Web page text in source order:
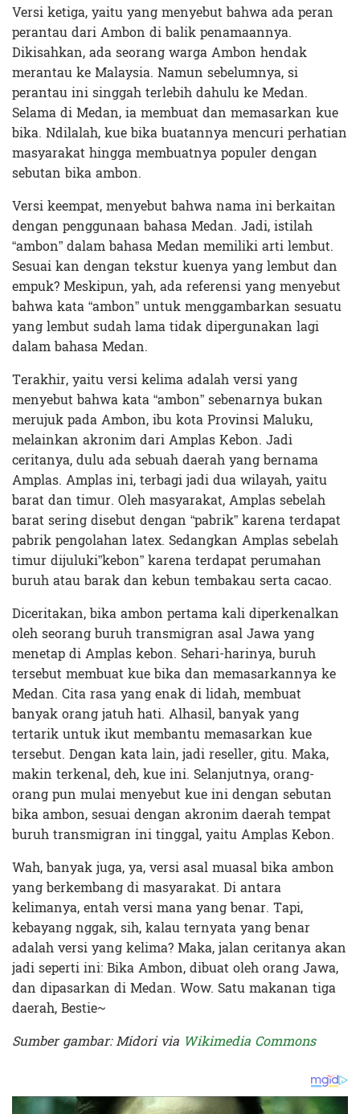
Versi ketiga, yaitu yang menyebut bahwa ada peran
perantau dari Ambon di balik penamaannya.
Dikisahkan, ada seorang warga Ambon hendak
merantau ke Malaysia. Namun sebelumnya, si
perantau ini singgah terlebih dahulu ke Medan.
Selama di Medan, ia membuat dan memasarkan kue
bika. Ndilalah, kue bika buatannya mencuri perhatian
masyarakat hingga membuatnya populer dengan
sebutan bika ambon.
Versi keempat,menyebut bahwa nama ini berkaitan
dengan penggunaan bahasa Medan. Jadi, istilah
“ambon” dalam bahasa Medan memiliki arti lembut.
Sesuai kan dengan tekstur kuenya yang lembut dan
empuk? Meskipun, yah, ada referensi yang menyebut
bahwa kata “ambon” untuk menggambarkan sesuatu
yang lembut sudah lama tidak dipergunakan lagi
dalam bahasa Medan.
Terakhir, yaitu versi kelima adalah versi yang
menyebut bahwa kata “ambon” sebenarnya bukan
merujuk pada Ambon, ibu kota Provinsi Maluku,
melainkan akronim dari Amplas Kebon. Jadi
ceritanya, dulu ada sebuah daerah yang bernama
Amplas. Amplas ini, terbagi jadi dua wilayah, yaitu
barat dan timur. Oleh masyarakat, Amplas sebelah
barat sering disebut dengan “pabrik” karena terdapat
pabrik pengolahan latex. Sedangkan Amplas sebelah
timurdijuluki”kebon” karena terdapat perumahan
buruh atau barak dan kebun tembakau serta cacao.
Diceritakan, bika ambon pertama kali diperkenalkan
oleh seorang buruh transmigran asal Jawa yang
menetap di Amplas kebon. Sehari-harinya, buruh
tersebut membuat kue bika dan memasarkannya ke
Medan. Cita rasa yang enak di lidah, membuat
banyak orang jatuh hati. Alhasil, banyak yang
tertarik untuk ikut membantu memasarkan kue
tersebut. Dengan kata lain, jadi reseller, gitu. Maka,
makin terkenal, deh, kue ini. Selanjutnya, orang-
orang pun mulai menyebut kue ini dengan sebutan
bika ambon, sesuai dengan akronim daerah tempat
buruh transmigran ini tinggal, yaitu Amplas Kebon.
Wah, banyak juga, ya, versi asal muasal bika ambon
yang berkembang di masyarakat. Di antara
kelimanya, entah versi mana yang benar. Tapi,
kebayang nggak, sih, kalau ternyata yang benar
adalah versi yang kelima? Maka, jalan ceritanya akan
jadi seperti ini: Bika Ambon, dibuat oleh orang Jawa,
dan dipasarkan di Medan. Wow. Satu makanan tiga
daerah, Bestie~
Sumber gambar: Midori via Wikimedia Commons